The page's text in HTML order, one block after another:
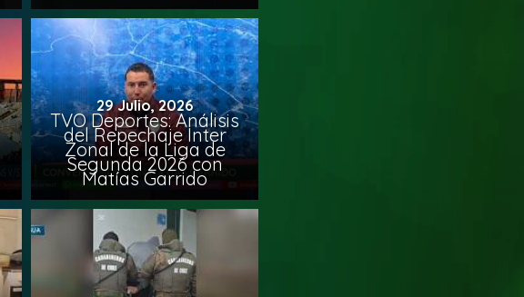
29 Julio, 2026
TVO Deportes: Análisis
del Repechaje Inter
Zonal de la Liga de
Segunda 2026 con
Matías Garrido